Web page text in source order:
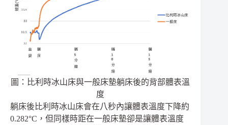
圖：比利時冰山床與一般床墊躺床後的背部體表溫
度
躺床後比利時冰山床會在八秒內讓體表溫度下降約
0.282°C，但同樣時距在一般床墊卻是讓體表溫度